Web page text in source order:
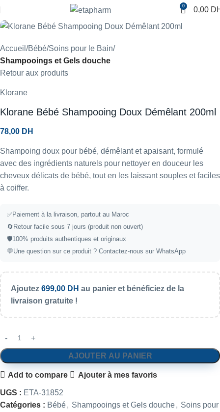
0 0,00
Accueil Bébé Soins pour le Bain
Shampooings et Gels douche
Retour aux produits
Klorane
Klorane Bébé Shampooing Doux Démêlant 200ml
78,00 DH
Shampoing doux pour bébé, démêlant et apaisant, formulé
avec des ingrédients naturels pour nettoyer en douceur les
cheveux délicats de bébé, tout en les laissant souples et faciles
à coiffer.
✅Paiement à la livraison, partout au Maroc
🔄 Retour facile sous 7 jours (produit non ouvert)
🛡️100% produits authentiques et originaux
💬Une question sur ce produit ? Contactez-nous sur WhatsApp
Ajoutez 699,00 DH au panier et bénéficiez de la
livraison gratuite !
AJOUTER AU PANIER
Add to compare Ajouter à mes favoris
UGS : ETA-31852
Catégories : Bébé, Shampooings et Gels douche, Soins pour